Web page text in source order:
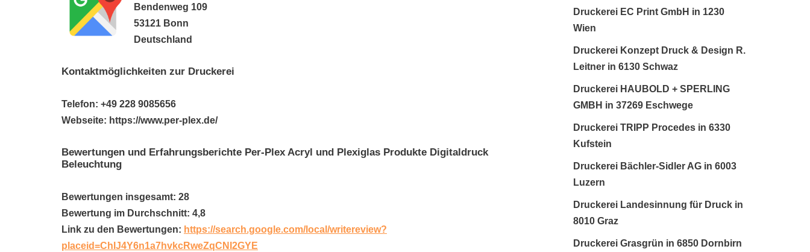
Bendenweg 109
53121 Bonn
Deutschland
Kontaktmöglichkeiten zur Druckerei
Telefon: +49 228 9085656
Webseite: https://www.per-plex.de/
Bewertungen und Erfahrungsberichte Per-Plex Acryl und Plexiglas Produkte Digitaldruck
Beleuchtung
Bewertungen insgesamt: 28
Bewertung im Durchschnitt: 4,8
Link zu den Bewertungen: https://search.google.com/local/writereview?
placeid=ChIJ4Y6n1a7hvkcRweZqCNI2GYE
Druckerei EC Print GmbH in 1230
Wien
Druckerei Konzept Druck & Design R.
Leitner in 6130 Schwaz
Druckerei HAUBOLD + SPERLING
GMBH in 37269 Eschwege
Druckerei TRIPP Procedes in 6330
Kufstein
Druckerei Bächler-Sidler AG in 6003
Luzern
Druckerei Landesinnung für Druck in
8010 Graz
Druckerei Grasgrün in 6850 Dornbirn